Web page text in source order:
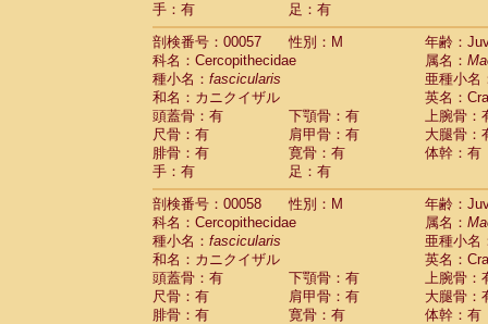
手：有
足：有
剖検番号：00057
性別：M
年齢：
科名：Cercopithecidae
属名：
種小名： fascicularis
亜種小名
和名：カニクイザル
英名：
頭蓋骨：有
下顎骨：有
上腕骨：
尺骨：有
肩甲骨：有
大腿骨：
腓骨：有
寛骨：有
体幹：有
手：有
足：有
剖検番号：00058
性別：M
年齢：
科名：Cercopithecidae
属名：
種小名： fascicularis
亜種小名
和名：カニクイザル
英名：
頭蓋骨：有
下顎骨：有
上腕骨：
尺骨：有
肩甲骨：有
大腿骨：
腓骨：有
寛骨：有
体幹：有